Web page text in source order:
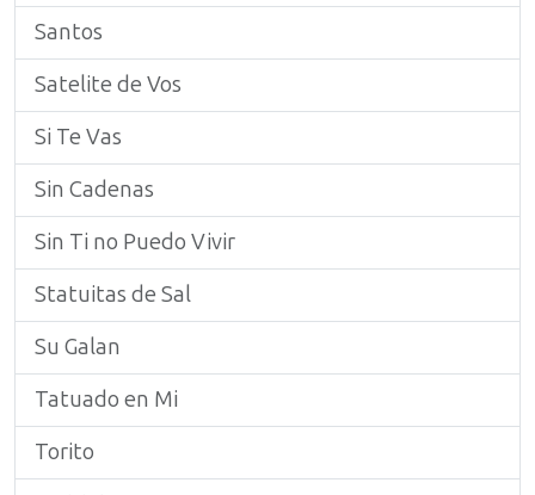
Santos
Satelite de Vos
Si Te Vas
Sin Cadenas
Sin Ti no Puedo Vivir
Statuitas de Sal
Su Galan
Tatuado en Mi
Torito